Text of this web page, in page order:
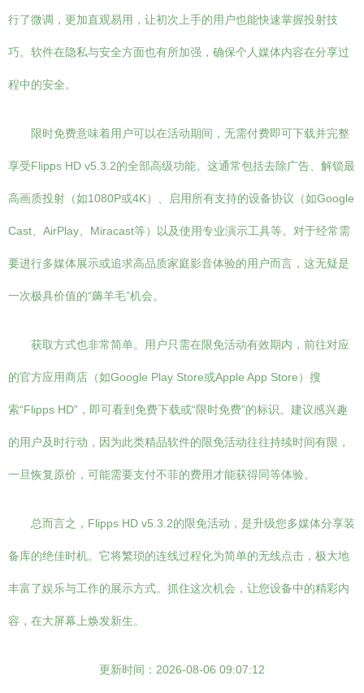
行了微调，更加直观易用，让初次上手的用户也能快速掌握投射技
巧。软件在隐私与安全方面也有所加强，确保个人媒体内容在分享过
程中的安全。
限时免费意味着用户可以在活动期间，无需付费即可下载并完整
享受Flipps HD v5.3.2的全部高级功能。这通常包括去除广告、解锁最
高画质投射（如1080P或4K）、启用所有支持的设备协议（如Google
Cast、AirPlay、Miracast等）以及使用专业演示工具等。对于经常需
要进行多媒体展示或追求高品质家庭影音体验的用户而言，这无疑是
一次极具价值的“薅羊毛”机会。
获取方式也非常简单。用户只需在限免活动有效期内，前往对应
的官方应用商店（如Google Play Store或Apple App Store）搜
索“Flipps HD”，即可看到免费下载或“限时免费”的标识。建议感兴趣
的用户及时行动，因为此类精品软件的限免活动往往持续时间有限，
一旦恢复原价，可能需要支付不菲的费用才能获得同等体验。
总而言之，Flipps HD v5.3.2的限免活动，是升级您多媒体分享装
备库的绝佳时机。它将繁琐的连线过程化为简单的无线点击，极大地
丰富了娱乐与工作的展示方式。抓住这次机会，让您设备中的精彩内
容，在大屏幕上焕发新生。
更新时间：2026-08-06 09:07:12